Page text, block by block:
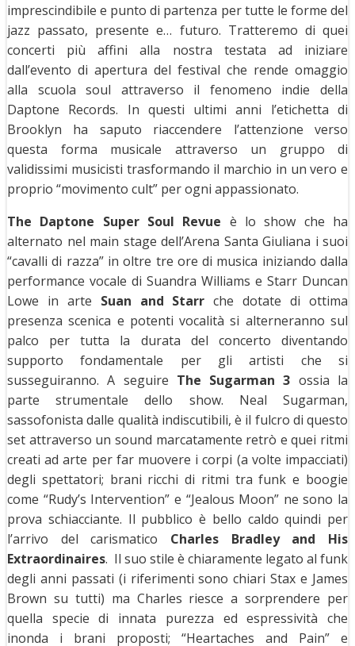
imprescindibile e punto di partenza per tutte le forme del
jazz passato, presente e… futuro. Tratteremo di quei
concerti più affini alla nostra testata ad iniziare
dall’evento di apertura del festival che rende omaggio
alla scuola soul attraverso il fenomeno indie della
Daptone Records. In questi ultimi anni l’etichetta di
Brooklyn ha saputo riaccendere l’attenzione verso
questa forma musicale attraverso un gruppo di
validissimi musicisti trasformando il marchio in un vero e
proprio “movimento cult” per ogni appassionato.
The Daptone Super Soul Revue è lo show che ha
alternato nel main stage dell’Arena Santa Giuliana i suoi
“cavalli di razza” in oltre tre ore di musica iniziando dalla
performance vocale di Suandra Williams e Starr Duncan
Lowe in arte Suan and Starr che dotate di ottima
presenza scenica e potenti vocalità si alterneranno sul
palco per tutta la durata del concerto diventando
supporto fondamentale per gli artisti che si
susseguiranno. A seguire The Sugarman 3 ossia la
parte strumentale dello show. Neal Sugarman,
sassofonista dalle qualità indiscutibili, è il fulcro di questo
set attraverso un sound marcatamente retrò e quei ritmi
creati ad arte per far muovere i corpi (a volte impacciati)
degli spettatori; brani ricchi di ritmi tra funk e boogie
come “Rudy’s Intervention” e “Jealous Moon” ne sono la
prova schiacciante. Il pubblico è bello caldo quindi per
l’arrivo del carismatico Charles Bradley and His
Extraordinaires. Il suo stile è chiaramente legato al funk
degli anni passati (i riferimenti sono chiari Stax e James
Brown su tutti) ma Charles riesce a sorprendere per
quella specie di innata purezza ed espressività che
inonda i brani proposti; “Heartaches and Pain” e